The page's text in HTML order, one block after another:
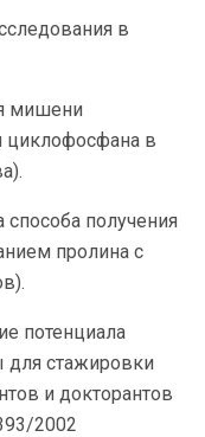
в
мишени
циклофосфана в
получения
пролина с
потенциала
для стажировки
и докторантов
2002